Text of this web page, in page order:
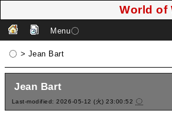
World of
Menu
> Jean Bart
Jean Bart
Last-modified: 2026-05-12 (火) 23:00:52